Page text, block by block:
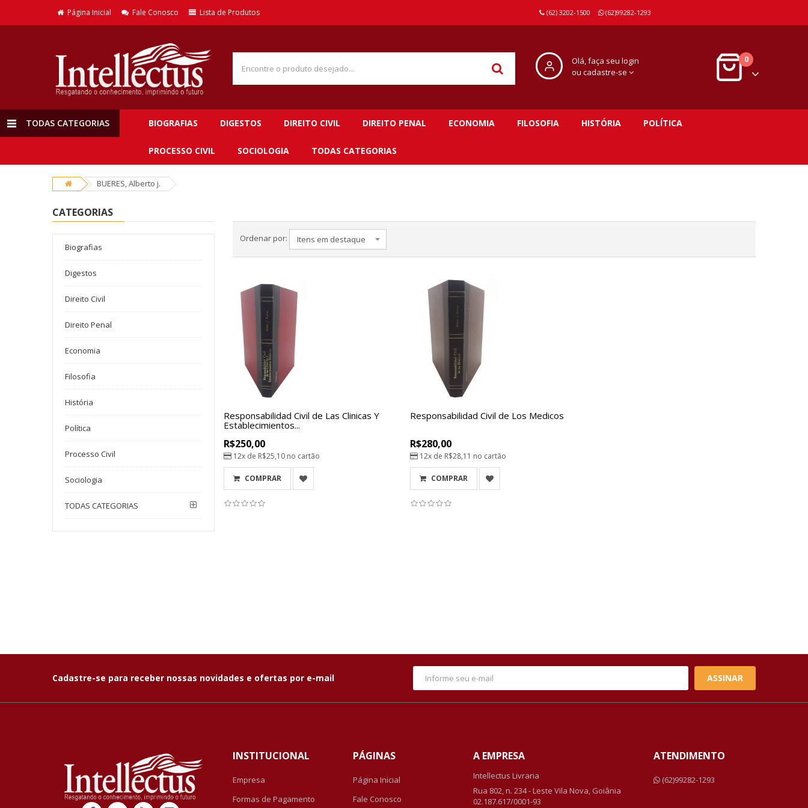
Página Inicial Fale Conosco Lista de Produtos (62) 3202-1500 (62)99282-1293
Olá, faça seu login
ou cadastre-se
0
TODAS CATEGORIAS BIOGRAFIAS DIGESTOS DIREITO CIVIL DIREITO PENAL ECONOMIA FILOSOFIA HISTÓRIA POLÍTICA
PROCESSO CIVIL SOCIOLOGIA TODAS CATEGORIAS
BUERES, Alberto j.
CATEGORIAS
Biografias
Digestos
Direito Civil
Direito Penal
Economia
Filosofia
História
Política
Processo Civil
Sociologia
TODAS CATEGORIAS
Ordenar por:
Responsabilidad Civil de Las Clinicas Y
Establecimientos...
R$250,00
12x de R$25,10 no cartão
COMPRAR
Responsabilidad Civil de Los Medicos
R$280,00
12x de R$28,11 no cartão
COMPRAR
Cadastre-se para receber nossas novidades e ofertas por e-mail ASSINAR
INSTITUCIONAL
Empresa
Formas de Pagamento
PÁGINAS
Página Inicial
Fale Conosco
A EMPRESA
Intellectus Livraria
Rua 802, n. 234 - Leste Vila Nova, Goiânia
02.187.617/0001-93
ATENDIMENTO
(62)99282-1293